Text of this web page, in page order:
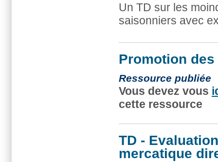
Un TD sur les
saisonniers avec
Promotion des
Ressource publiée
Vous devez vous
cette ressource
TD -
mercatique